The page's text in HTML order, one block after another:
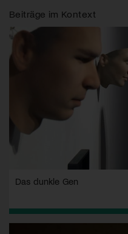
Beiträge im Kontext
Das dunkle Gen